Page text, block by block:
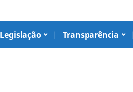
Legislação Transparência